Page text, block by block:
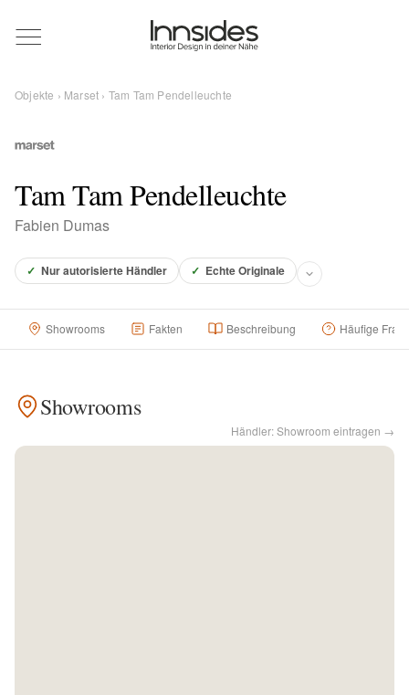
Magazin
Showrooms
Über uns
Kontakt
Objekte › Marset › Tam Tam Pendelleuchte
Tam Tam Pendelleuchte
Fabien Dumas
✓ Nur autorisierte Händler ✓ Echte Originale
Showrooms Fakten Beschreibung Häufige
Showrooms
Händler: Showroom eintragen →